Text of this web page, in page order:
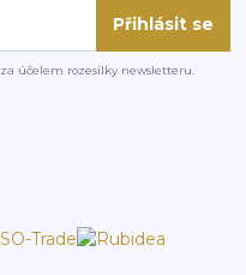
Přihlásit se
za účelem rozesílky newsletteru.